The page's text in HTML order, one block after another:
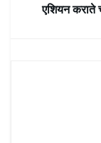
एशियन कराते